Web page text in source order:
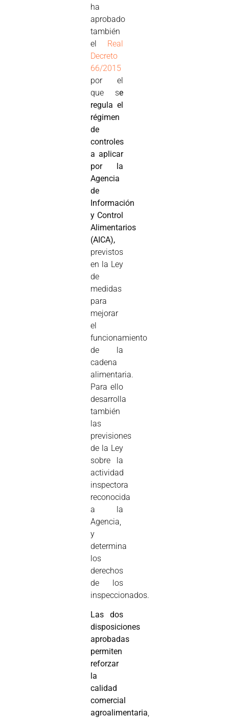
ha
aprobado
también
el Real
Decreto
66/2015
por el
que se
regula el
régimen
de
controles
a aplicar
por la
Agencia
de
Información
y Control
Alimentarios
(AICA),
previstos
en la Ley
de
medidas
para
mejorar
el
funcionamiento
de la
cadena
alimentaria.
Para ello
desarrolla
también
las
previsiones
de la Ley
sobre la
actividad
inspectora
reconocida
a la
Agencia,
y
determina
los
derechos
de los
inspeccionados.
Las dos
disposiciones
aprobadas
permiten
reforzar
la
calidad
comercial
agroalimentaria,